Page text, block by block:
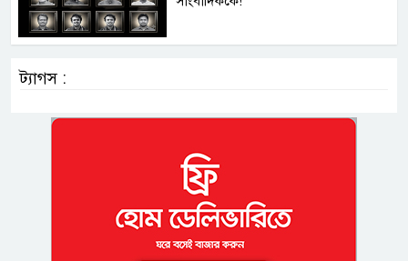
ট্যাগস :